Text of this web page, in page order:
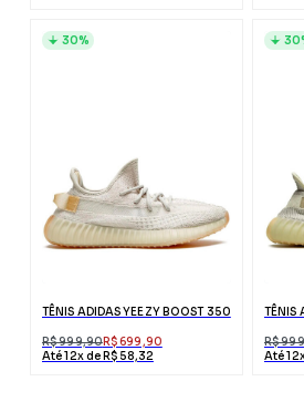
TÊNIS ADIDAS YEEZY BOOST 350
R$ 999,90R$ 699,90
Até 12x de R$ 58,32
30%
R$
Até